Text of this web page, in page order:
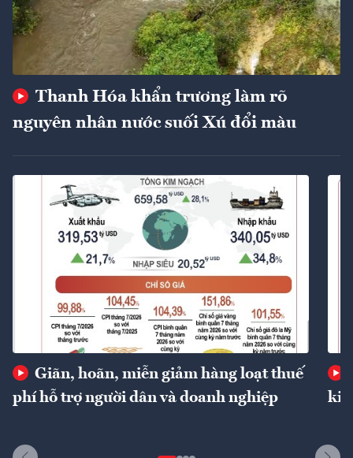
Thanh Hóa khẩn trương làm rõ
nguyên nhân nước suối Xú đổi màu
Giãn, hoãn, miễn giảm hàng loạt thuế
phí hỗ trợ người dân và doanh nghiệp